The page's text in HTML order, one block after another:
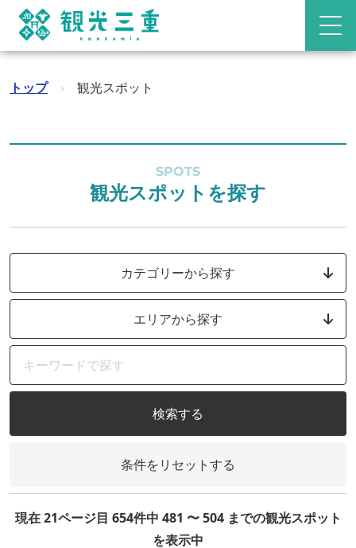
トップ › 観光スポット
SPOTS
観光スポットを探す
カテゴリーから探す
エリアから探す
検索する
条件をリセットする
現在 21ページ目 654件中 481 〜 504 までの観光スポット
を表示中